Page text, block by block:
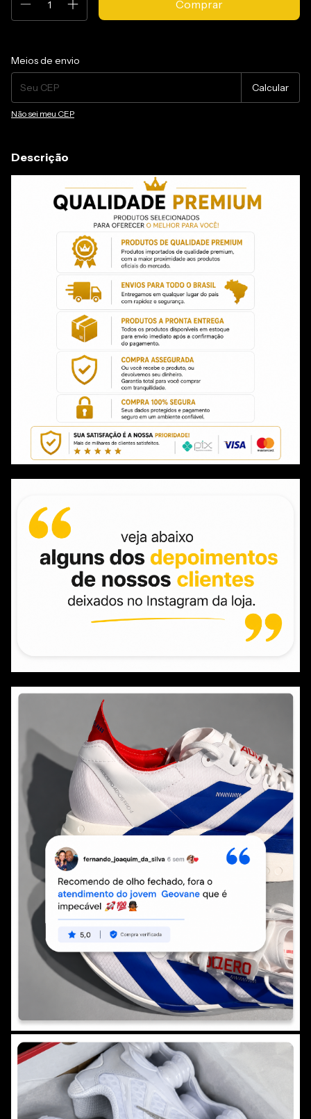
Entregas para o CEP:
Meios de envio
Calcular
Não sei meu CEP
Descrição